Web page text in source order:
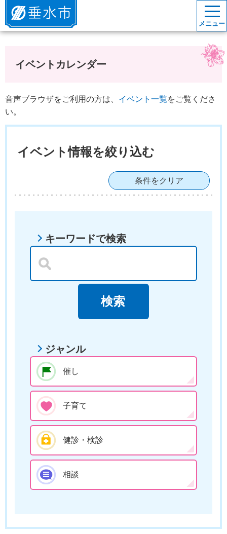
垂水市
メニュー
イベントカレンダー
音声ブラウザをご利用の方は、 イベント一覧をご覧くださ
い。
イベント情報を絞り込む
条件をクリア
キーワードで検索
ジャンル
催し
子育て
健診・検診
相談